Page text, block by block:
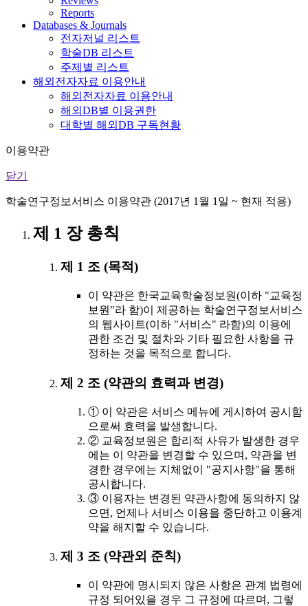
Reports
Databases & Journals
전자저널 리스트
학술DB 리스트
주제별 리스트
해외전자자료 이용안내
해외전자자료 이용안내
해외DB별 이용권한
대학별 해외DB 구독현황
이용약관
닫기
학술연구정보서비스 이용약관 (2017년 1월 1일 ~ 현재 적용)
제 1 장 총칙
제 1 조 (목적)
이 약관은 한국교육학술정보원(이하 "교육정
보원"라 함)이 제공하는 학술연구정보서비스
의 웹사이트(이하 "서비스" 라함)의 이용에
관한 조건 및 절차와 기타 필요한 사항을 규
정하는 것을 목적으로 합니다.
제 2 조 (약관의 효력과 변경)
① 이 약관은 서비스 메뉴에 게시하여 공시함
으로써 효력을 발생합니다.
② 교육정보원은 합리적 사유가 발생한 경우
에는 이 약관을 변경할 수 있으며, 약관을 변
경한 경우에는 지체없이 "공지사항"을 통해
공시합니다.
③ 이용자는 변경된 약관사항에 동의하지 않
으면, 언제나 서비스 이용을 중단하고 이용계
약을 해지할 수 있습니다.
제 3 조 (약관외 준칙)
이 약관에 명시되지 않은 사항은 관계 법령에
규정 되어있을 경우 그 규정에 따르며, 그렇